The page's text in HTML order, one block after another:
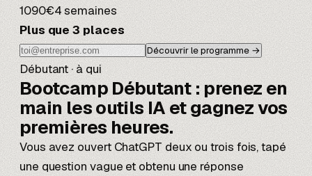
1090€4 semaines
Plus que 3 places
Découvrir le programme →
Débutant · à qui
Bootcamp Débutant :prenez en
main les outils IA et gagnez vos
premières heures.
Vous avez ouvert ChatGPT deux ou trois fois, tapé
une question vague et obtenu une réponse